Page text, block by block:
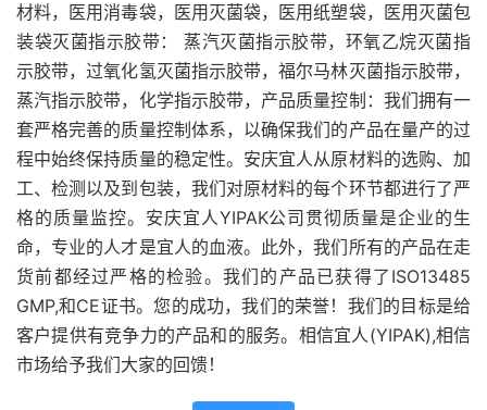
材料，医用消毒袋，医用灭菌袋，医用纸塑袋，医用灭菌包
装袋灭菌指示胶带： 蒸汽灭菌指示胶带，环氧乙烷灭菌指
示胶带，过氧化氢灭菌指示胶带，福尔马林灭菌指示胶带，
蒸汽指示胶带，化学指示胶带，产品质量控制：我们拥有一
套严格完善的质量控制体系，以确保我们的产品在量产的过
程中始终保持质量的稳定性。安庆宜人从原材料的选购、加
工、检测以及到包装，我们对原材料的每个环节都进行了严
格的质量监控。安庆宜人YIPAK公司贯彻质量是企业的生
命，专业的人才是宜人的血液。此外，我们所有的产品在走
货前都经过严格的检验。我们的产品已获得了ISO13485
GMP,和CE证书。您的成功，我们的荣誉！我们的目标是给
客户提供有竞争力的产品和的服务。相信宜人(YIPAK),相信
市场给予我们大家的回馈！